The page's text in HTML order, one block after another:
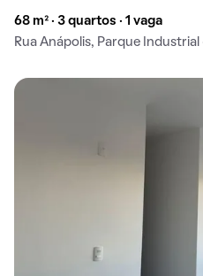
68 m² · 3 quartos · 1 vaga
Rua Anápolis, Parque Industrial